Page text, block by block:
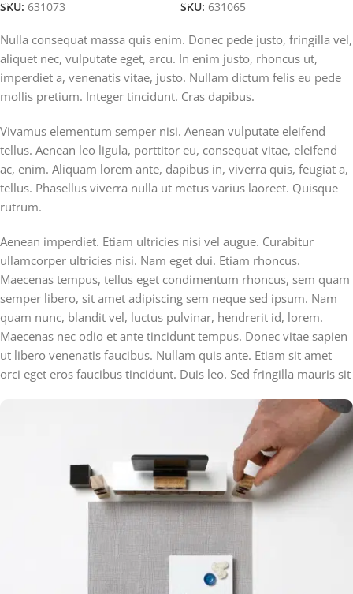
SKU: 631073
SKU: 631065
Nulla consequat massa quis enim. Donec pede justo, fringilla vel,
aliquet nec, vulputate eget, arcu. In enim justo, rhoncus ut,
imperdiet a, venenatis vitae, justo. Nullam dictum felis eu pede
mollis pretium. Integer tincidunt. Cras dapibus.
Vivamus elementum semper nisi. Aenean vulputate eleifend
tellus. Aenean leo ligula, porttitor eu, consequat vitae, eleifend
ac, enim. Aliquam lorem ante, dapibus in, viverra quis, feugiat a,
tellus. Phasellus viverra nulla ut metus varius laoreet. Quisque
rutrum.
Aenean imperdiet. Etiam ultricies nisi vel augue. Curabitur
ullamcorper ultricies nisi. Nam eget dui. Etiam rhoncus.
Maecenas tempus, tellus eget condimentum rhoncus, sem quam
semper libero, sit amet adipiscing sem neque sed ipsum. Nam
quam nunc, blandit vel, luctus pulvinar, hendrerit id, lorem.
Maecenas nec odio et ante tincidunt tempus. Donec vitae sapien
ut libero venenatis faucibus. Nullam quis ante. Etiam sit amet
orci eget eros faucibus tincidunt. Duis leo. Sed fringilla mauris sit